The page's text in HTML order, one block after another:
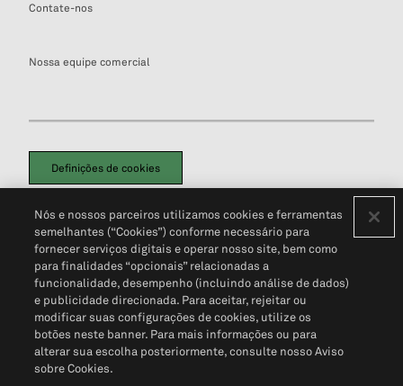
Contate-nos
Nossa equipe comercial
Definições de cookies
Política de PrivacidadePortal de privacidade do cliente (em inglês)
Não Venda Minhas Informações Pessoais© 2026 S&P Global
Nós e nossos parceiros utilizamos cookies e ferramentas
semelhantes (“Cookies”) conforme necessário para
fornecer serviços digitais e operar nosso site, bem como
para finalidades “opcionais” relacionadas a
funcionalidade, desempenho (incluindo análise de dados)
e publicidade direcionada. Para aceitar, rejeitar ou
modificar suas configurações de cookies, utilize os
botões neste banner. Para mais informações ou para
alterar sua escolha posteriormente, consulte nosso Aviso
sobre Cookies.